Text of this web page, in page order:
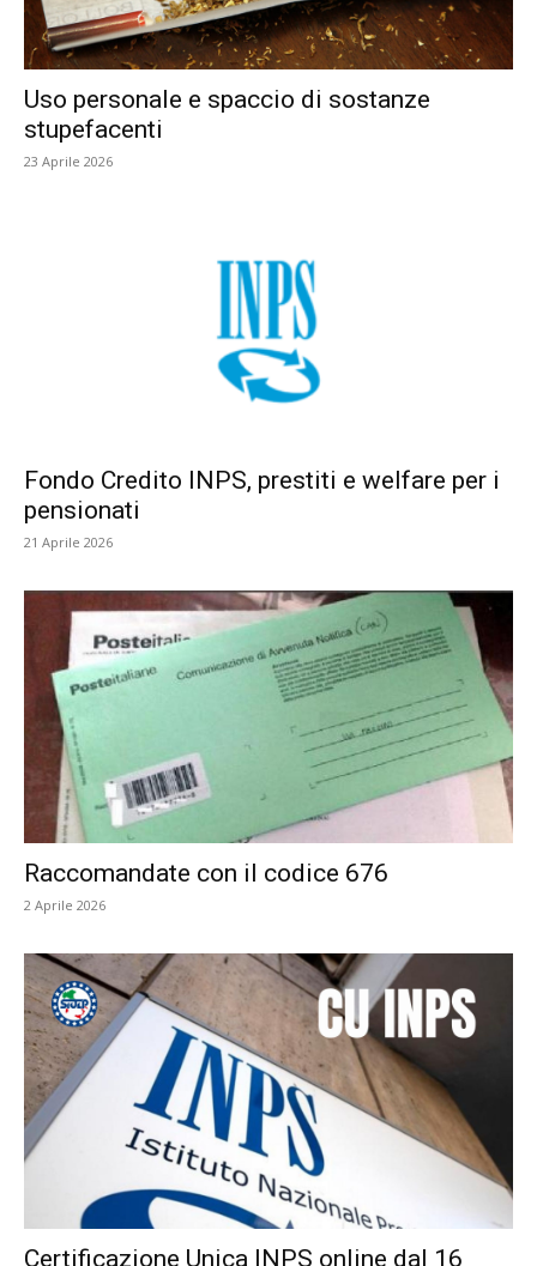
Uso personale e spaccio di sostanze
stupefacenti
23 Aprile 2026
Fondo Credito INPS, prestiti e welfare per i
pensionati
21 Aprile 2026
Raccomandate con il codice 676
2 Aprile 2026
Certificazione Unica INPS online dal 16